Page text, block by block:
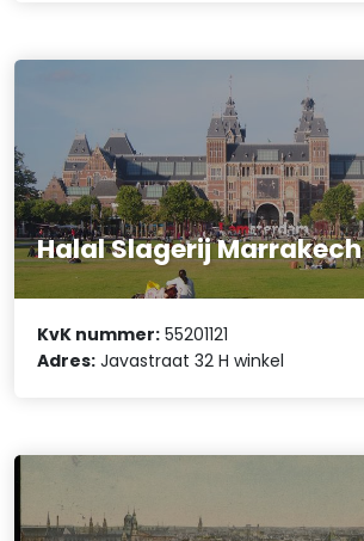
Halal Slagerij Marrakech
KvK nummer: 55201121
Adres: Javastraat 32 H winkel